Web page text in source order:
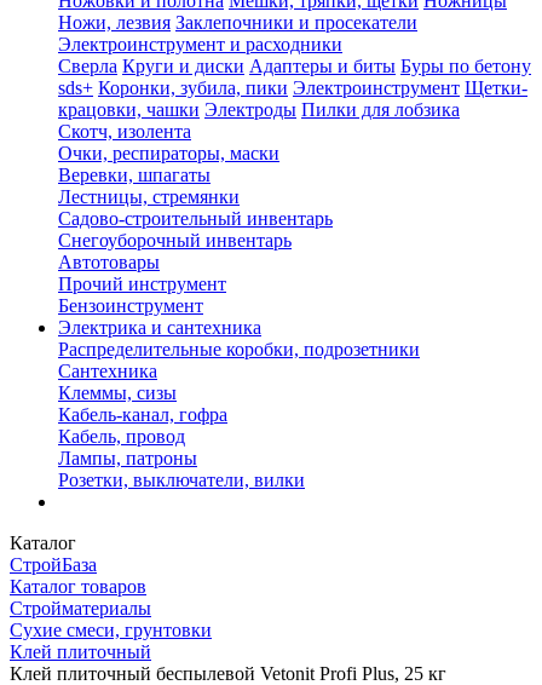
Ножи, лезвия Заклепочники и просекатели
Электроинструмент и расходники
Сверла Круги и диски Адаптеры и биты Буры по бетону
sds+ Коронки, зубила, пики Электроинструмент Щетки-
крацовки, чашки Электроды Пилки для лобзика
Скотч, изолента
Очки, респираторы, маски
Веревки, шпагаты
Лестницы, стремянки
Садово-строительный инвентарь
Снегоуборочный инвентарь
Автотовары
Прочий инструмент
Бензоинструмент
Электрика и сантехника
Распределительные коробки, подрозетники
Сантехника
Клеммы, сизы
Кабель-канал, гофра
Кабель, провод
Лампы, патроны
Розетки, выключатели, вилки
Каталог
СтройБаза
Каталог товаров
Стройматериалы
Сухие смеси, грунтовки
Клей плиточный
Клей плиточный беспылевой Vetonit Profi Plus, 25 кг